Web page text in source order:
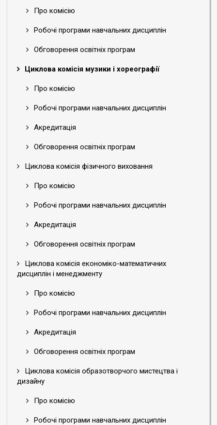
Про комісію
Робочі програми навчальних дисциплін
Обговорення освітніх програм
Циклова комісія музики і хореографії
Про комісію
Робочі програми навчальних дисциплін
Акредитація
Обговорення освітніх програм
Циклова комісія фізичного виховання
Про комісію
Робочі програми навчальних дисциплін
Акредитація
Обговорення освітніх програм
Циклова комісія економіко-математичних
дисциплін і менеджменту
Про комісію
Робочі програми навчальних дисциплін
Акредитація
Обговорення освітніх програм
Циклова комісія образотворчого мистецтва і
дизайну
Про комісію
Робочі програми навчальних дисциплін